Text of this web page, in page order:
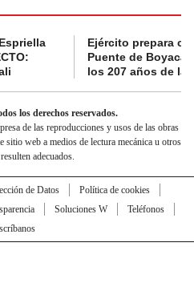
Ejército prepara
Puente de Boyacá
los 207 años de la
los derechos reservados.
de las reproducciones y usos de las obras
sitio web a medios de lectura mecánica u otros
adecuados.
de Datos
Política de cookies
Soluciones W
Teléfonos